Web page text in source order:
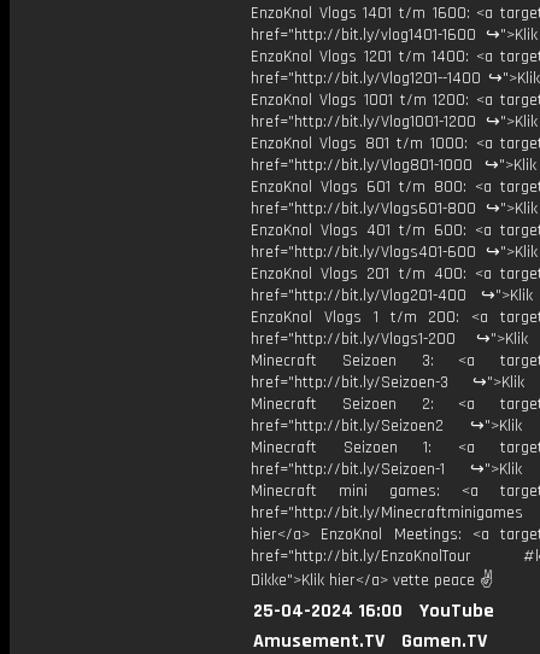
EnzoKnol Vlogs 1401 t/m 1600: <a
href="http://bit.ly/vlog1401-1600
EnzoKnol Vlogs 1201 t/m 1400: <a
href="http://bit.ly/Vlog1201--1400
EnzoKnol Vlogs 1001 t/m 1200: <a
href="http://bit.ly/Vlog1001-1200
EnzoKnol Vlogs 801 t/m 1000: <a
href="http://bit.ly/Vlog801-1000
EnzoKnol Vlogs 601 t/m 800: <a
href="http://bit.ly/Vlogs601-800
EnzoKnol Vlogs 401 t/m 600: <a
href="http://bit.ly/Vlogs401-600
EnzoKnol Vlogs 201 t/m 400: <a
href="http://bit.ly/Vlog201-400
EnzoKnol Vlogs 1 t/m 200: <a
href="http://bit.ly/Vlogs1-200
Minecraft Seizoen 3: <a
href="http://bit.ly/Seizoen-3 ↪">Klik
Minecraft Seizoen 2: <a
href="http://bit.ly/Seizoen2 ↪">Klik
Minecraft Seizoen 1: <a
href="http://bit.ly/Seizoen-1 ↪">Klik
Minecraft mini games: <a
href="http://bit.ly/
hier</a> EnzoKnol Meetings: <a
href="http://bit.ly/EnzoKnolTour
Dikke">Klik hier</a> vette peace ✌
25-04-2024 16:00
YouTube
Amusement.TV
Gamen.TV